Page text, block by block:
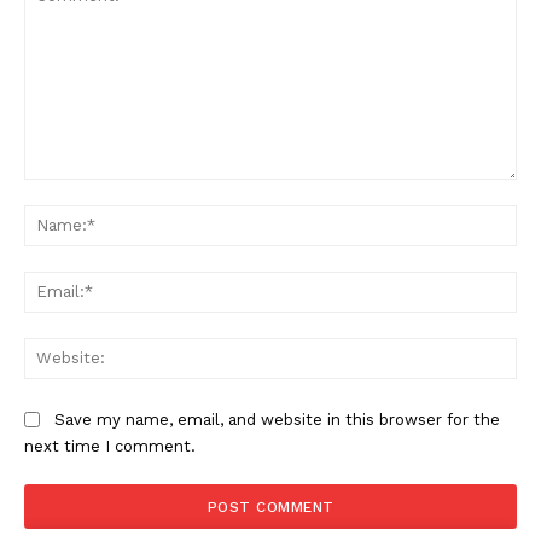
Save my name, email, and website in this browser for the
next time I comment.